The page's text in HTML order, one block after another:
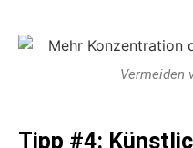
Vermeiden
Tipp #4: